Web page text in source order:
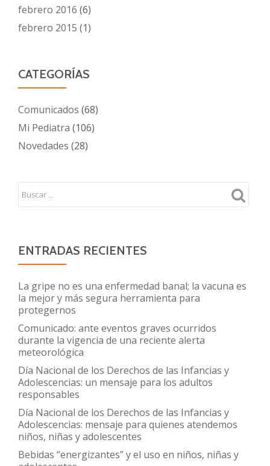
febrero 2016 (6)
febrero 2015 (1)
CATEGORÍAS
Comunicados (68)
Mi Pediatra (106)
Novedades (28)
ENTRADAS RECIENTES
La gripe no es una enfermedad banal; la vacuna es
la mejor y más segura herramienta para
protegernos
Comunicado: ante eventos graves ocurridos
durante la vigencia de una reciente alerta
meteorológica
Día Nacional de los Derechos de las Infancias y
Adolescencias: un mensaje para los adultos
responsables
Día Nacional de los Derechos de las Infancias y
Adolescencias: mensaje para quienes atendemos
niños, niñas y adolescentes
Bebidas “energizantes” y el uso en niños, niñas y